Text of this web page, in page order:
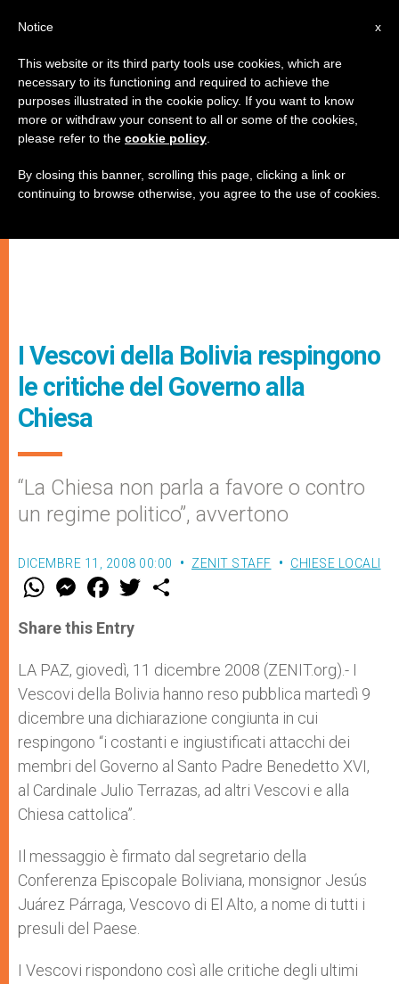
I Vescovi della Bolivia respingono
le critiche del Governo alla
Chiesa
“La Chiesa non parla a favore o contro
un regime politico”, avvertono
DICEMBRE 11, 2008 00:00 ZENIT STAFF CHIESE LOCALI
W
t
s
p
p
M
e
s
e
g
e
r
F
a
e
b
o
k
w
r
Share this Entry
LA PAZ, giovedì, 11 dicembre 2008 (ZENIT.org).- I
Vescovi della Bolivia hanno reso pubblica martedì 9
dicembre una dichiarazione congiunta in cui
respingono “i costanti e ingiustificati attacchi dei
membri del Governo al Santo Padre Benedetto XVI,
al Cardinale Julio Terrazas, ad altri Vescovi e alla
Chiesa cattolica”.
Il messaggio è firmato dal segretario della
Conferenza Episcopale Boliviana, monsignor Jesús
Juárez Párraga, Vescovo di El Alto, a nome di tutti i
presuli del Paese.
I Vescovi rispondono così alle critiche degli ultimi
x
Notice
This website or its third party tools use cookies, which are
necessary to its functioning and required to achieve the
purposes illustrated in the cookie policy. If you want to know
more or withdraw your consent to all or some of the cookies,
please refer to the cookie policy
By closing this banner, scrolling this page, clicking a link or
continuing to browse otherwise, you agree to the use of cookies.